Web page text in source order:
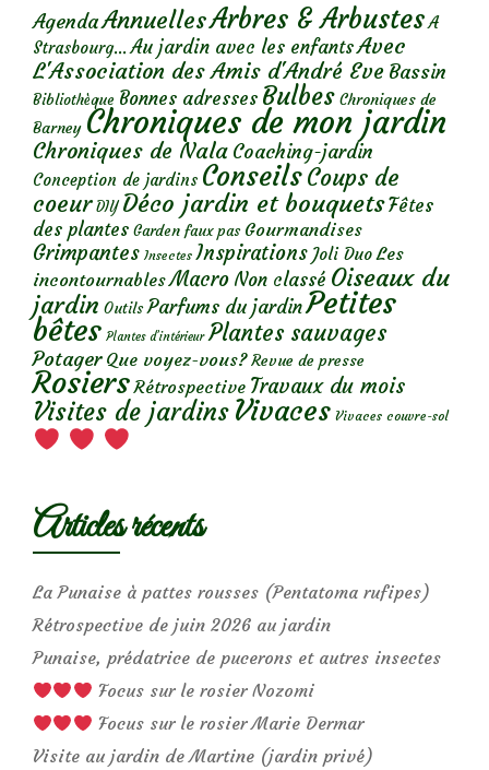
AgendaAnnuellesArbres & Arbustes A
Strasbourg... Au jardin avec les enfantsAvec
L'Association des Amis d'André Eve Bassin
Bibliothèque Bonnes adresses Bulbes Chroniques de
Barney Chroniques de mon jardin
Chroniques de Nala Coaching-jardin
Conception de jardins ConseilsCoups de
coeur DIY Déco jardin et bouquetsFêtes
des plantes Garden faux pas Gourmandises
Grimpantes Insectes Inspirations Joli Duo Les
incontournables Macro Non classé Oiseaux du
jardin Outils Parfums du jardinPetites
bêtes Plantes d’intérieur Plantes sauvages
Potager Que voyez-vous? Revue de presse
Rosiers Rétrospective Travaux du mois
Visites de jardins Vivaces Vivaces couvre-sol
Articles récents
La Punaise à pattes rousses (Pentatoma rufipes)
Rétrospective de juin 2026 au jardin
Punaise, prédatrice de pucerons et autres insectes
Focus sur le rosier Nozomi
Focus sur le rosier Marie Dermar
Visite au jardin de Martine (jardin privé)